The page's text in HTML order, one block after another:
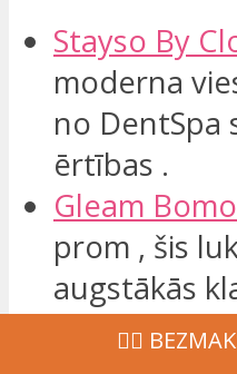
Stayso By
moderna
no DentSpa
ērtības .
Gleam
prom , šis
augstākās
Hotels
‍👩‍⚕